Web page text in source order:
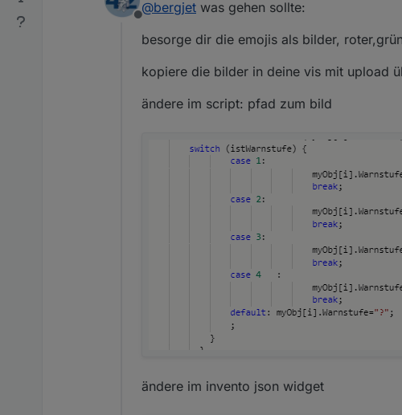
Offline
@bergjet was gehen sollte:
besorge dir die emojis als bilder,
kopiere die bilder in deine vis mit upload
ändere im script: pfad zum bild
ändere im invento json widget